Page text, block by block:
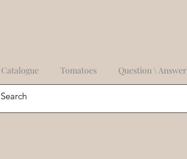
Catalogue Tomatoes Question \ Answer